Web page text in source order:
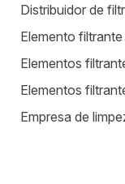
Distribuidor de
Elemento
Elementos
Elementos
Empresa de